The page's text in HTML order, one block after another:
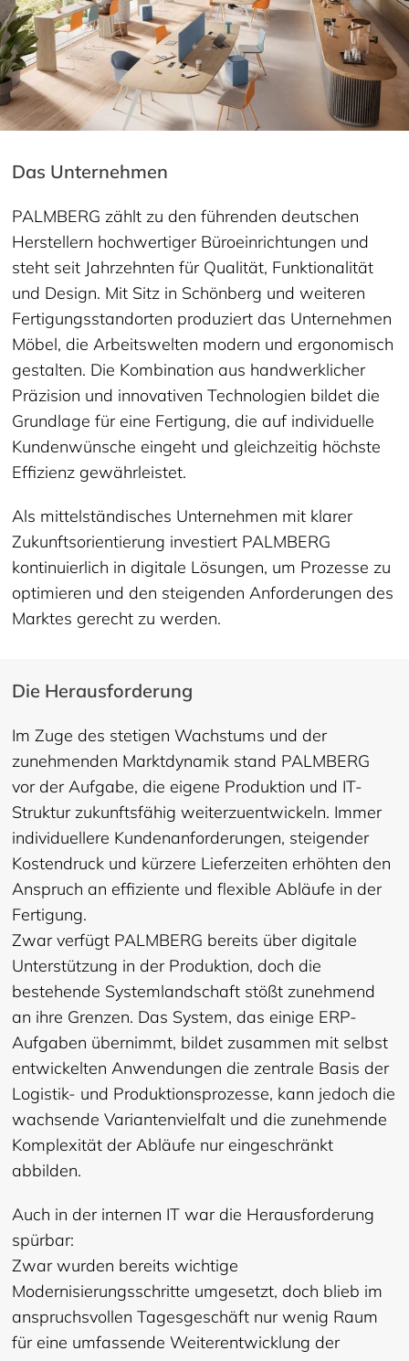
Das Unternehmen
PALMBERG zählt zu den führenden deutschen
Herstellern hochwertiger Büroeinrichtungen und
steht seit Jahrzehnten für Qualität, Funktionalität
und Design. Mit Sitz in Schönberg und weiteren
Fertigungsstandorten produziert das Unternehmen
Möbel, die Arbeitswelten modern und ergonomisch
gestalten. Die Kombination aus handwerklicher
Präzision und innovativen Technologien bildet die
Grundlage für eine Fertigung, die auf individuelle
Kundenwünsche eingeht und gleichzeitig höchste
Effizienz gewährleistet.
Als mittelständisches Unternehmen mit klarer
Zukunftsorientierung investiert PALMBERG
kontinuierlich in digitale Lösungen, um Prozesse zu
optimieren und den steigenden Anforderungen des
Marktes gerecht zu werden.
Die Herausforderung
Im Zuge des stetigen Wachstums und der
zunehmenden Marktdynamik stand PALMBERG
vor der Aufgabe, die eigene Produktion und IT-
Struktur zukunftsfähig weiterzuentwickeln. Immer
individuellere Kundenanforderungen, steigender
Kostendruck und kürzere Lieferzeiten erhöhten den
Anspruch an effiziente und flexible Abläufe in der
Fertigung.
Zwar verfügt PALMBERG bereits über digitale
Unterstützung in der Produktion, doch die
bestehende Systemlandschaft stößt zunehmend
an ihre Grenzen. Das System, das einige ERP-
Aufgaben übernimmt, bildet zusammen mit selbst
entwickelten Anwendungen die zentrale Basis der
Logistik- und Produktionsprozesse, kann jedoch die
wachsende Variantenvielfalt und die zunehmende
Komplexität der Abläufe nur eingeschränkt
abbilden.
Auch in der internen IT war die Herausforderung
spürbar:
Zwar wurden bereits wichtige
Modernisierungsschritte umgesetzt, doch blieb im
anspruchsvollen Tagesgeschäft nur wenig Raum
für eine umfassende Weiterentwicklung der